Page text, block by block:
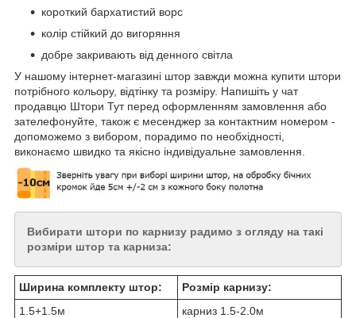
короткий бархатистий ворс
колір стійкий до вигоряння
добре закривають від денного світла
У нашому інтернет-магазині штор завжди можна купити штори
потрібного кольору, відтінку та розміру. Напишіть у чат
продавцю Штори Тут перед оформленням замовлення або
зателефонуйте, також є месенджер за контактним номером -
допоможемо з вибором, порадимо по необхідності,
виконаємо швидко та якісно індивідуальне замовлення.
Вибирати штори по карнизу радимо з огляду на такі
розміри штор та карниза:
Ширина комплекту штор:
Розмір карнизу:
1.5+1.5м
карниз 1.5-2.0м